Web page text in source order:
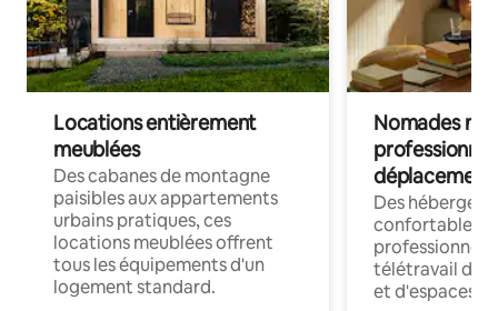
Locations entièrement
meublées
Des cabanes de montagne
paisibles aux appartements
urbains pratiques, ces
locations meublées offrent
tous les équipements d'un
logement standard.
Nomades
déplacement
Des
confortables
professionnels
télétravail
et d'espaces